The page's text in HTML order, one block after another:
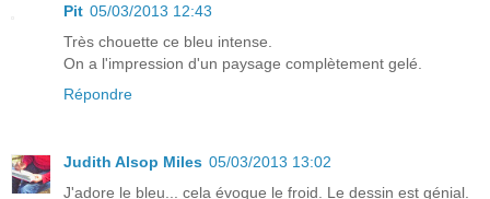
Pit 05/03/2013 12:43
Très chouette ce bleu intense.
On a l'impression d'un paysage complètement gelé.
Répondre
Judith Alsop Miles 05/03/2013 13:02
J'adore le bleu... cela évoque le froid. Le dessin est génial.